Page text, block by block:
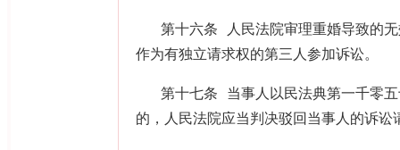
第十六条 人民法院审理重婚导致的
作为有独立请求权的第三人参加诉讼。
第十七条 当事人以民法典第一千零
的，人民法院应当判决驳回当事人的诉讼